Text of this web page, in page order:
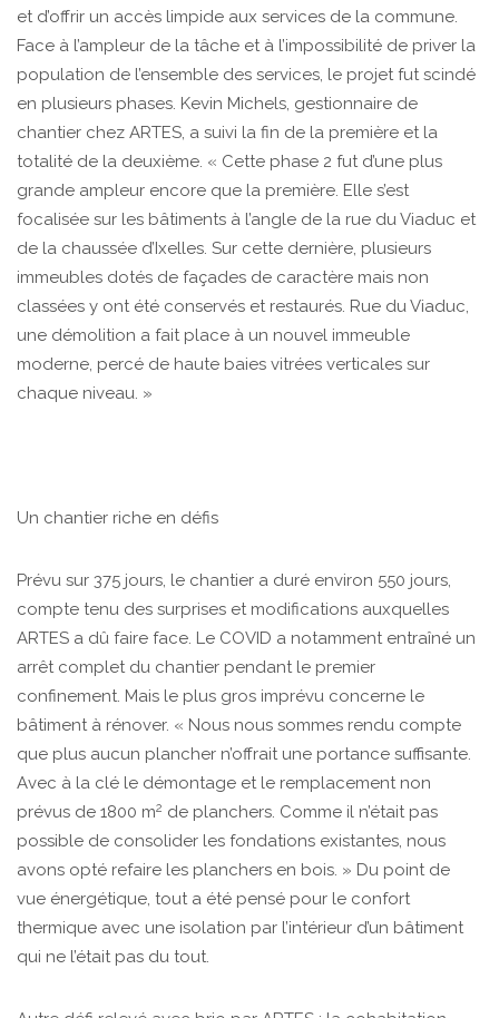
et d’offrir un accès limpide aux services de la commune.
Face à l’ampleur de la tâche et à l’impossibilité de priver la
population de l’ensemble des services, le projet fut scindé
en plusieurs phases. Kevin Michels, gestionnaire de
chantier chez ARTES, a suivi la fin de la première et la
totalité de la deuxième. « Cette phase 2 fut d’une plus
grande ampleur encore que la première. Elle s’est
focalisée sur les bâtiments à l’angle de la rue du Viaduc et
de la chaussée d’Ixelles. Sur cette dernière, plusieurs
immeubles dotés de façades de caractère mais non
classées y ont été conservés et restaurés. Rue du Viaduc,
une démolition a fait place à un nouvel immeuble
moderne, percé de haute baies vitrées verticales sur
chaque niveau. »
Un chantier riche en défis
Prévu sur 375 jours, le chantier a duré environ 550 jours,
compte tenu des surprises et modifications auxquelles
ARTES a dû faire face. Le COVID a notamment entraîné un
arrêt complet du chantier pendant le premier
confinement. Mais le plus gros imprévu concerne le
bâtiment à rénover. « Nous nous sommes rendu compte
que plus aucun plancher n’offrait une portance suffisante.
Avec à la clé le démontage et le remplacement non
prévus de 1800 m2 de planchers. Comme il n’était pas
possible de consolider les fondations existantes, nous
avons opté refaire les planchers en bois. » Du point de
vue énergétique, tout a été pensé pour le confort
thermique avec une isolation par l’intérieur d’un bâtiment
qui ne l’était pas du tout.